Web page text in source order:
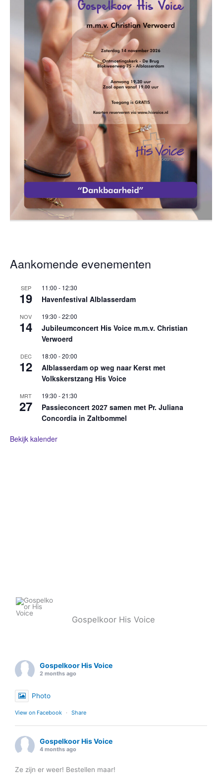
Aankomende evenementen
SEP
19
11:00 - 12:30
Havenfestival Alblasserdam
NOV
14
19:30 -22:00
Jubileumconcert His Voice m.m.v. Christian
Verwoerd
DEC
12
18:00 -20:00
Alblasserdam op weg naar Kerst met
Volkskerstzang His Voice
MRT
27
19:30 -21:30
Passieconcert 2027 samen met Pr. Juliana
Concordia in Zaltbommel
Bekijk kalender
Gospelkoor His Voice
Gospelkoor His Voice
2 months ago
Photo
View on Facebook · Share
Gospelkoor His Voice
4 months ago
Ze zijn er weer! Bestellen maar!